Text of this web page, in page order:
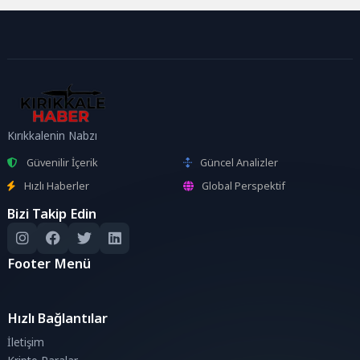
Kırıkkalenin Nabzı
Güvenilir İçerik
Güncel Analizler
Hızlı Haberler
Global Perspektif
Bizi Takip Edin
Footer Menü
Hızlı Bağlantılar
İletişim